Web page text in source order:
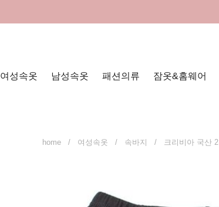
여성속옷 남성속옷 패션의류 잠옷&홈웨어
home / 여성속옷 / 속바지 / 크리비아 국산 2